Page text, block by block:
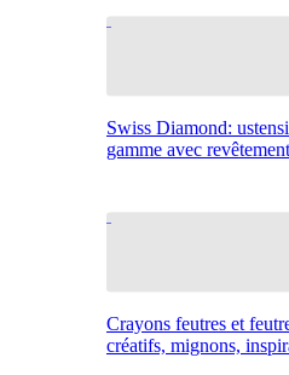
Swiss Diamond:
gamme avec
Crayons feutres et
créatifs, mignons,